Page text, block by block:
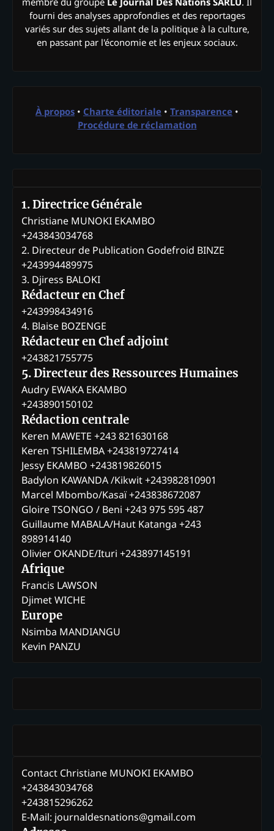
fourni des analyses approfondies et des reportages
variés sur des sujets allant de la politique à la culture,
en passant par l'économie et les enjeux sociaux.
À propos • Charte éditoriale • Transparence •
Procédure de réclamation
1. Directrice Générale
Christiane MUNOKI EKAMBO
+243843034768
2. Directeur de Publication Godefroid BINZE
+243994489975
3. Djiress BALOKI
Rédacteur en Chef
+243998434916
4. Blaise BOZENGE
Rédacteur en Chef adjoint
+243821755775
5. Directeur des Ressources Humaines
Audry EWAKA EKAMBO
+243890150102
Rédaction centrale
Keren MAWETE +243 821630168
Keren TSHILEMBA +243819727414
Jessy EKAMBO +243819826015
Badylon KAWANDA /Kikwit +243982810901
Marcel Mbombo/Kasaï +243838672087
Gloire TSONGO / Beni +243 975 595 487
Guillaume MABALA/Haut Katanga +243
898914140
Olivier OKANDE/Ituri +243897145191
Afrique
Francis LAWSON
Djimet WICHE
Europe
Nsimba MANDIANGU
Kevin PANZU
Contact Christiane MUNOKI EKAMBO
+243843034768
+243815296262
E-Mail: journaldesnations@gmail.com